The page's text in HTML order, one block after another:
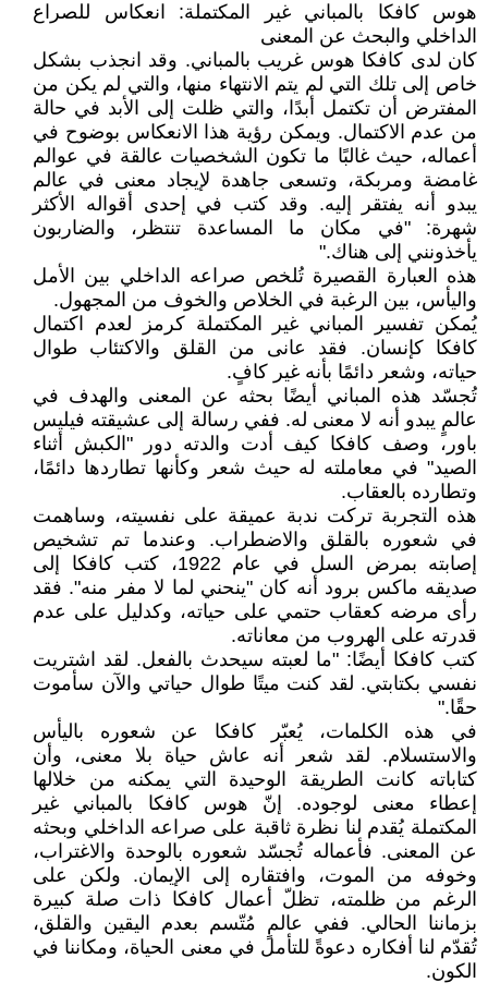
هوس كافكا بالمباني غير المكتملة: انعكاس للصراع
الداخلي والبحث عن المعنى
كان لدى كافكا هوس غريب بالمباني. وقد انجذب بشكل
خاص إلى تلك التي لم يتم الانتهاء منها، والتي لم يكن من
المفترض أن تكتمل أبدًا، والتي ظلت إلى الأبد في حالة
من عدم الاكتمال. ويمكن رؤية هذا الانعكاس بوضوح في
أعماله، حيث غالبًا ما تكون الشخصيات عالقة في عوالم
غامضة ومربكة، وتسعى جاهدة لإيجاد معنى في عالم
يبدو أنه يفتقر إليه. وقد كتب في إحدى أقواله الأكثر
شهرة: "في مكان ما المساعدة تنتظر، والضاربون
يأخذونني إلى هناك."
هذه العبارة القصيرة تُلخص صراعه الداخلي بين الأمل
واليأس، بين الرغبة في الخلاص والخوف من المجهول.
يُمكن تفسير المباني غير المكتملة كرمز لعدم اكتمال
كافكا كإنسان. فقد عانى من القلق والاكتئاب طوال
حياته، وشعر دائمًا بأنه غير كافٍ.
تُجسّد هذه المباني أيضًا بحثه عن المعنى والهدف في
عالمٍ يبدو أنه لا معنى له. ففي رسالة إلى عشيقته فيليس
باور، وصف كافكا كيف أدت والدته دور "الكبش أثناء
الصيد" في معاملته له حيث شعر وكأنها تطاردها دائمًا،
وتطارده بالعقاب.
هذه التجربة تركت ندبة عميقة على نفسيته، وساهمت
في شعوره بالقلق والاضطراب. وعندما تم تشخيص
إصابته بمرض السل في عام 1922، كتب كافكا إلى
صديقه ماكس برود أنه كان "ينحني لما لا مفر منه". فقد
رأى مرضه كعقاب حتمي على حياته، وكدليل على عدم
قدرته على الهروب من معاناته.
كتب كافكا أيضًا: "ما لعبته سيحدث بالفعل. لقد اشتريت
نفسي بكتابتي. لقد كنت ميتًا طوال حياتي والآن سأموت
حقًا."
في هذه الكلمات، يُعبّر كافكا عن شعوره باليأس
والاستسلام. لقد شعر أنه عاش حياة بلا معنى، وأن
كتاباته كانت الطريقة الوحيدة التي يمكنه من خلالها
إعطاء معنى لوجوده. إنّ هوس كافكا بالمباني غير
المكتملة يُقدم لنا نظرة ثاقبة على صراعه الداخلي وبحثه
عن المعنى. فأعماله تُجسّد شعوره بالوحدة والاغتراب،
وخوفه من الموت، وافتقاره إلى الإيمان. ولكن على
الرغم من ظلمته، تظلّ أعمال كافكا ذات صلة كبيرة
بزماننا الحالي. ففي عالمٍ مُتّسم بعدم اليقين والقلق،
تُقدّم لنا أفكاره دعوةً للتأمل في معنى الحياة، ومكاننا في
الكون.